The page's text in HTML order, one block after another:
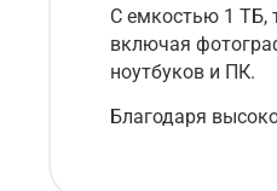
С емкостью 1 ТБ,
включая
ноутбуков и ПК.
Благодаря